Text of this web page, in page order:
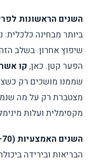
השנים הראשונות לפרישה
ביותר מבחינה כלכלית:
שיפוץ אחרון. בשלב
הפער קטן. כאן, קו
שממנו מושכים רק
מצטברת רק על מה
מקסימלית ועלות
השנים האמצעיות (70–80)
הבריאות ובירידה